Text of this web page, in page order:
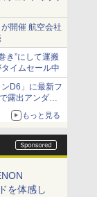
開催 航空会社
き”にして運搬
イムセール中
D6」に最新フ
露出アンダー
もっと見る
を体感し